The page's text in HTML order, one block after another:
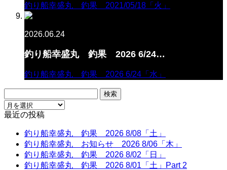
釣り船幸盛丸 釣果 2021/05/18「火」
2026.06.24
釣り船幸盛丸 釣果 2026 6/24…
釣り船幸盛丸 釣果 2026 6/24「水」
索:
最近の投稿
釣り船幸盛丸 釣果 2026 8/08「土」
釣り船幸盛丸 お知らせ 2026 8/06「木」
釣り船幸盛丸 釣果 2026 8/02「日」
釣り船幸盛丸 釣果 2026 8/01「土」Part 2